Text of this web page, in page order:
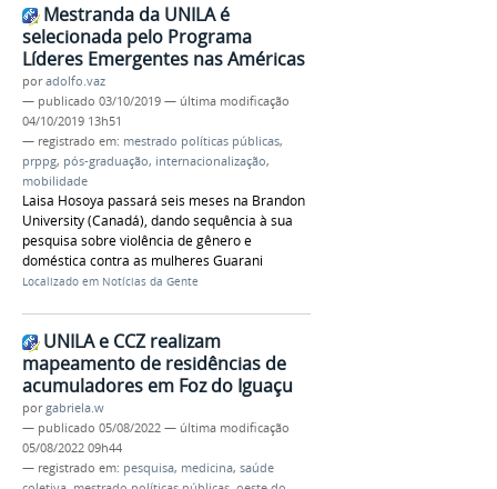
Mestranda da UNILA é
selecionada pelo Programa
Líderes Emergentes nas Américas
poradolfo.vaz
— publicado 03/10/2019 — última modificação
04/10/2019 13h51
— registrado em: mestrado políticas públicas,
prppg, pós-graduação, internacionalização,
mobilidade
Laisa Hosoya passará seis meses na Brandon
University (Canadá), dando sequência à sua
pesquisa sobre violência de gênero e
doméstica contra as mulheres Guarani
Localizado em Notícias da Gente
UNILA e CCZ realizam
mapeamento de residências de
acumuladores em Foz do Iguaçu
porgabriela.w
— publicado 05/08/2022 — última modificação
05/08/2022 09h44
— registrado em: pesquisa, medicina, saúde